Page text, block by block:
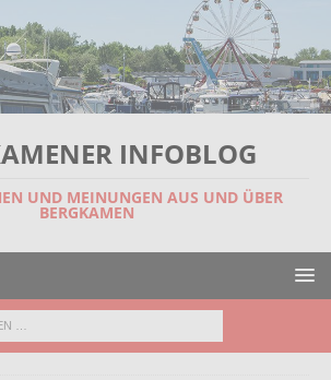
INFOBLOG
UND MEINUNGEN AUS UND ÜBER
BERGKAMEN